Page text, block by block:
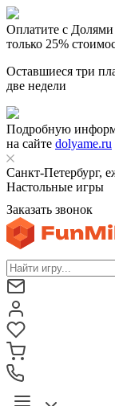
Оплатите с Долями
только 25%
Оставшиеся три
две недели
Подробную
на сайте dolyame.ru
Санкт-Петербург,
Настольные игры
Заказать звонок